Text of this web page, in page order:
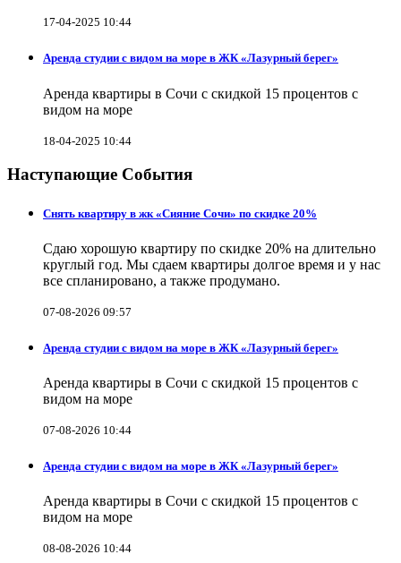
17-04-2025 10:44
Аренда студии с видом на море в ЖК «Лазурный берег»
Аренда квартиры в Сочи с скидкой 15 процентов с
видом на море
18-04-2025 10:44
Наступающие События
Снять квартиру в жк «Сияние Сочи» по скидке 20%
Сдаю хорошую квартиру по скидке 20% на длительно
круглый год. Мы сдаем квартиры долгое время и у нас
все спланировано, а также продумано.
07-08-2026 09:57
Аренда студии с видом на море в ЖК «Лазурный берег»
Аренда квартиры в Сочи с скидкой 15 процентов с
видом на море
07-08-2026 10:44
Аренда студии с видом на море в ЖК «Лазурный берег»
Аренда квартиры в Сочи с скидкой 15 процентов с
видом на море
08-08-2026 10:44